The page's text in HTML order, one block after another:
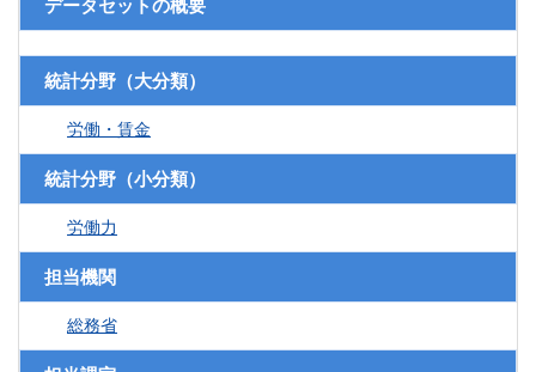
データセットの概要
統計分野（大分類）
労働・賃金
統計分野（小分類）
労働力
担当機関
総務省